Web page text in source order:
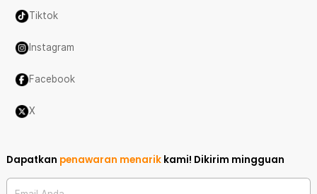
Tiktok
Instagram
Facebook
X
Dapatkan penawaran menarik kami! Dikirim mingguan